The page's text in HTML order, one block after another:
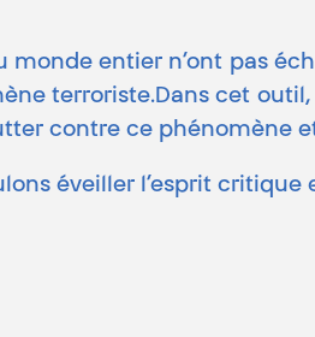
monde entier n’ont pas
terroriste.Dans cet
contre ce phénomène
éveiller l’esprit